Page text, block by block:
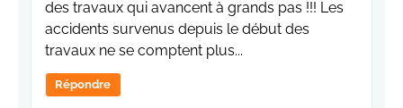
des travaux qui avancent à grands pas !!! Les
accidents survenus depuis le début des
travaux ne se comptent plus...
Répondre